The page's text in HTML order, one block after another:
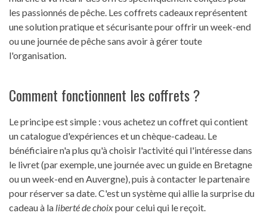
les passionnés de pêche. Les coffrets cadeaux représentent
une solution pratique et sécurisante pour offrir un week-end
ou une journée de pêche sans avoir à gérer toute
l'organisation.
Comment fonctionnent les coffrets ?
Le principe est simple : vous achetez un coffret qui contient
un catalogue d'expériences et un chèque-cadeau. Le
bénéficiaire n'a plus qu'à choisir l'activité qui l'intéresse dans
le livret (par exemple, une journée avec un guide en Bretagne
ou un week-end en Auvergne), puis à contacter le partenaire
pour réserver sa date. C'est un système qui allie la surprise du
cadeau à la liberté de choixpour celui qui le reçoit.